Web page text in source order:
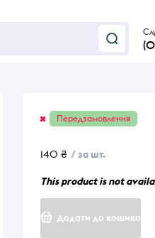
Передзамовлення
140 ₴ / за шт.
This product is not
Додати до кошика